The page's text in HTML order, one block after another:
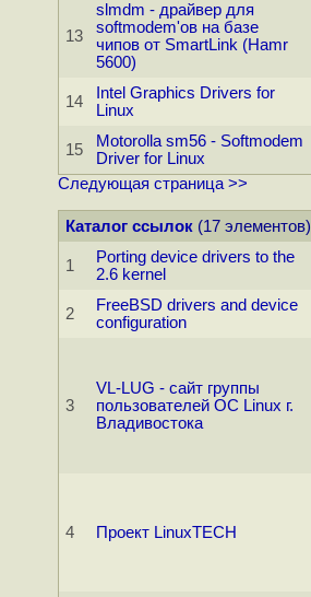
13
slmdm - драйвер для
softmodem'ов на базе
чипов от SmartLink (Hamr
5600)
14
Intel Graphics Drivers for
Linux
15
Motorolla sm56 - Softmodem
Driver for Linux
Следующая страница >>
Каталог ссылок(17 элементов)
1
Porting device drivers to the
2.6 kernel
2
FreeBSD drivers and device
configuration
3
VL-LUG - сайт группы
пользователей ОС Linux г.
Владивостока
4 Проект LinuxTECH